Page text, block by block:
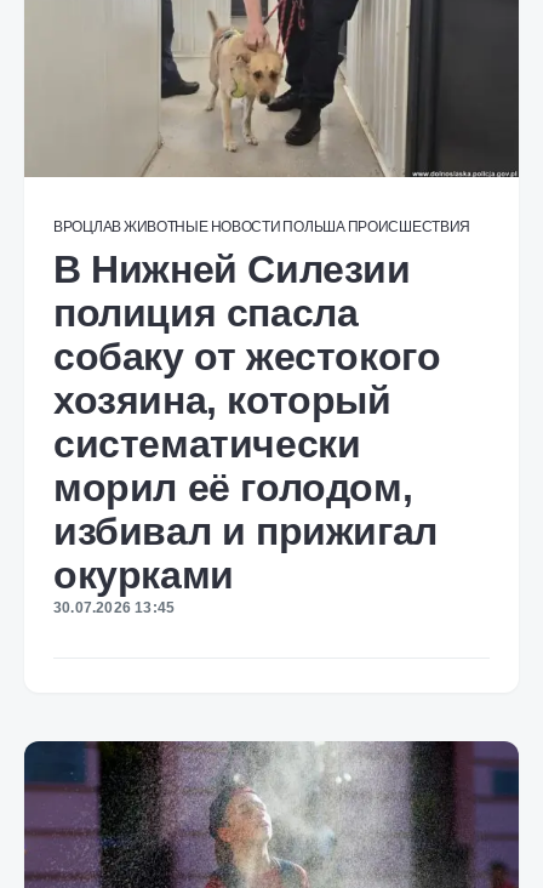
ВРОЦЛАВЖИВОТНЫЕ НОВОСТИ ПОЛЬША ПРОИСШЕСТВИЯ
В Нижней Силезии
полиция спасла
собаку от жестокого
хозяина, который
систематически
морил её голодом,
избивал и прижигал
окурками
30.07.2026 13:45